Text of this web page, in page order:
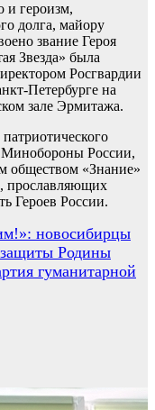
и героизм,
долга, майору
звание Героя
Звезда» была
Росгвардии
Петербурге на
зале Эрмитажа.
Минобороны России,
обществом «Знание»
прославляющих
Героев России.
новосибирцы
защиты Родины
гуманитарной